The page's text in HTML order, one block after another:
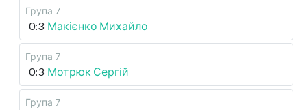
Група 7
0:3 Макієнко Михайло
Група 7
0:3 Мотрюк Сергій
Група 7